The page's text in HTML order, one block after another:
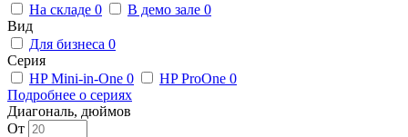
На складе 0 В демо зале 0
Вид
Для бизнеса 0
Серия
HP Mini-in-One 0 HP ProOne 0
Подробнее о сериях
Диагональ, дюймов
От